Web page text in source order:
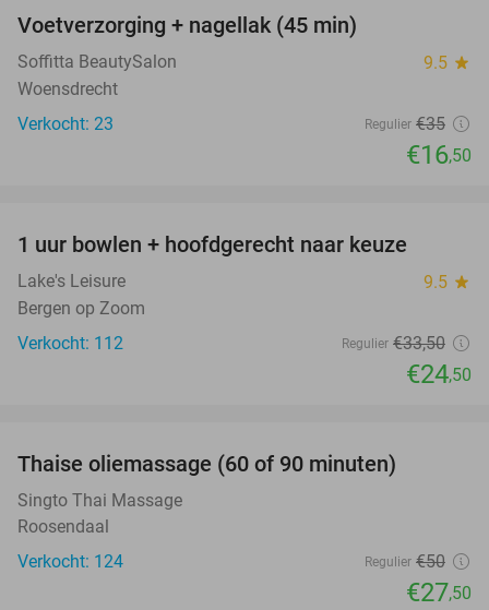
TODAY
Voetverzorging + nagellak (45 min)
Soffitta BeautySalon 9.5 star
Woensdrecht
Verkocht: 23
Regulier €35
€16,50
1 uur bowlen + hoofdgerecht naar keuze
Lake's Leisure 9.5 star
Bergen op Zoom
Verkocht: 112
Regulier €33,50
€24,50
Thaise oliemassage (60 of 90 minuten)
Singto Thai Massage
Roosendaal
Verkocht: 124
Regulier €50
€27,50